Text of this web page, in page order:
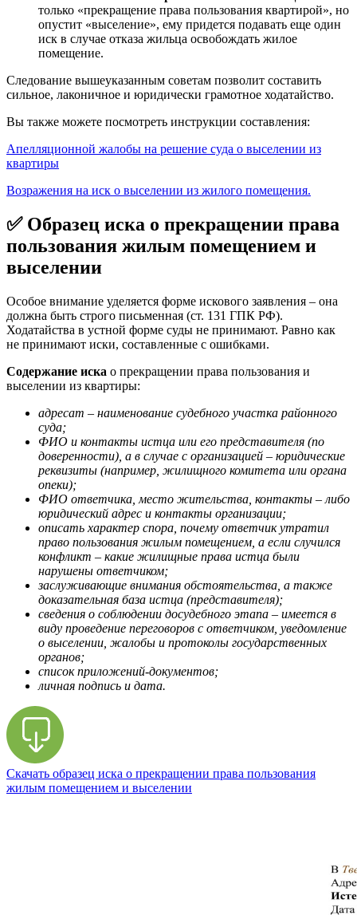
только «прекращение права пользования квартирой», но
опустит «выселение», ему придется подавать еще один
иск в случае отказа жильца освобождать жилое
помещение.
Следование вышеуказанным советам позволит составить
сильное, лаконичное и юридически грамотное ходатайство.
Вы также можете посмотреть инструкции составления:
Апелляционной жалобы на решение суда о выселении из
квартиры
Возражения на иск о выселении из жилого помещения.
✅ Образец иска о прекращении права
пользования жилым помещением и
выселении
Особое внимание уделяется форме искового заявления – она
должна быть строго письменная (ст. 131 ГПК РФ).
Ходатайства в устной форме суды не принимают. Равно как
не принимают иски, составленные с ошибками.
Содержание иска о прекращении права пользования и
выселении из квартиры:
адресат – наименование судебного участка районного
суда;
ФИО и контакты истца или его представителя (по
доверенности), а в случае с организацией – юридические
реквизиты (например, жилищного комитета или органа
опеки);
ФИО ответчика, место жительства, контакты – либо
юридический адрес и контакты организации;
описать характер спора, почему ответчик утратил
право пользования жилым помещением, а если случился
конфликт – какие жилищные права истца были
нарушены ответчиком;
заслуживающие внимания обстоятельства, а также
доказательная база истца (представителя);
сведения о соблюдении досудебного этапа – имеется в
виду проведение переговоров с ответчиком, уведомление
о выселении, жалобы и протоколы государственных
органов;
список приложений-документов;
личная подпись и дата.
Скачать образец иска о прекращении права пользования
жилым помещением и выселении